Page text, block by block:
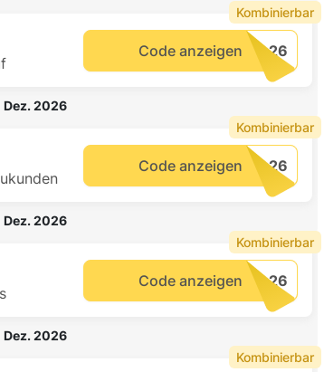
Code anzeigen
Dez. 2026
Kombinierbar
Code anzeigen
Dez. 2026
Kombinierbar
Code anzeigen
Dez. 2026
Kombinierbar
Kombinierbar